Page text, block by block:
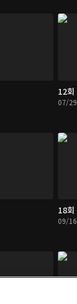
12회
07/
18회
09/